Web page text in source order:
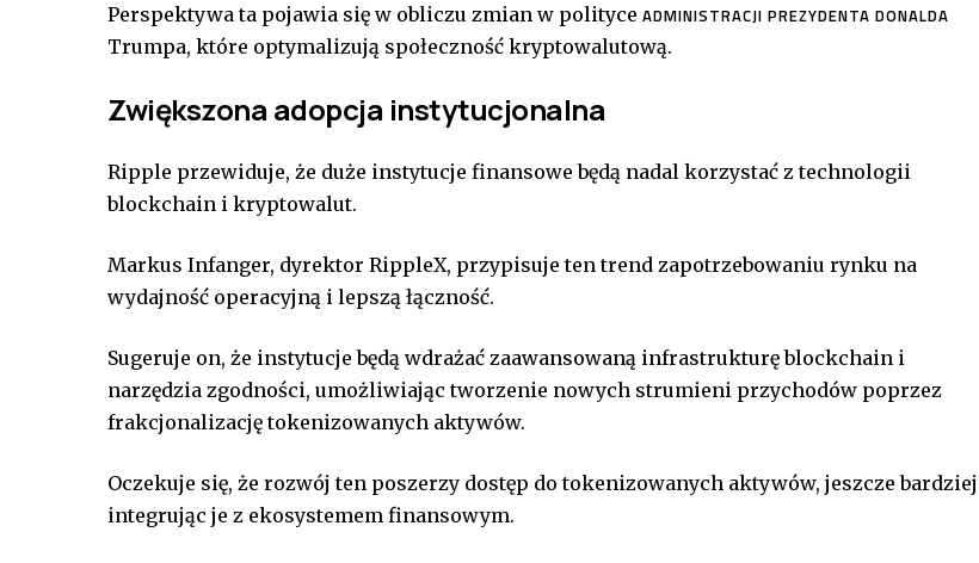
Perspektywa ta pojawia się w obliczu zmian w polityceADMINISTRACJI PREZYDENTA DONALDA
Trumpa, które optymalizują społeczność kryptowalutową.
Zwiększona adopcja instytucjonalna
Ripple przewiduje, że duże instytucje finansowe będą nadal korzystać z technologii
blockchain i kryptowalut.
Markus Infanger, dyrektor RippleX, przypisuje ten trend zapotrzebowaniu rynku na
wydajność operacyjną i lepszą łączność.
Sugeruje on, że instytucje będą wdrażać zaawansowaną infrastrukturę blockchain i
narzędzia zgodności, umożliwiając tworzenie nowych strumieni przychodów poprzez
frakcjonalizację tokenizowanych aktywów.
Oczekuje się, że rozwój ten poszerzy dostęp do tokenizowanych aktywów, jeszcze bardziej
integrując je z ekosystemem finansowym.